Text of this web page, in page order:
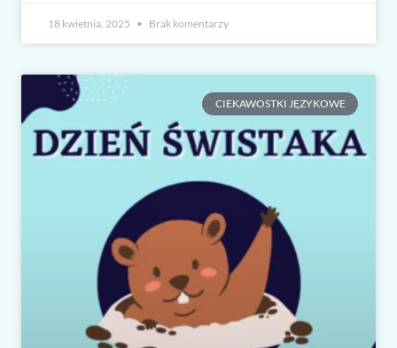
18 kwietnia, 2025 Brak komentarzy
CIEKAWOSTKI JĘZYKOWE